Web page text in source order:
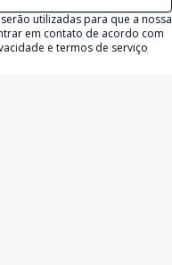
utilizadas para que a nossa
em contato de acordo com
e termos de serviço